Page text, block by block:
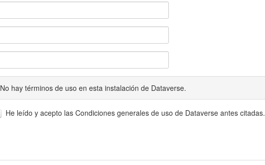
No hay términos de uso en esta instalación de Dataverse.
He leído y acepto las Condiciones generales de uso de Dataverse antes citadas.